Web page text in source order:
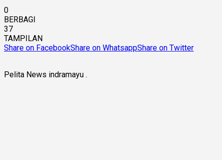
0
BERBAGI
37
TAMPILAN
Share on FacebookShare on WhatsappShare on Twitter
Pelita News indramayu .